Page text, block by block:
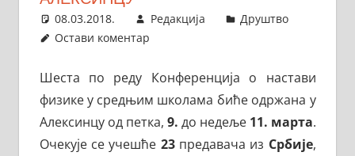
08.03.2018. Редакција
Друштво
Остави коментар
Шеста по реду Конференција о настави
физике у средњим школама биће одржана у
Алексинцу од петка, 9. до недеље 11. марта.
Очекује се учешће 23предавача из Србије,